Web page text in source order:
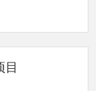
术支撑。
目